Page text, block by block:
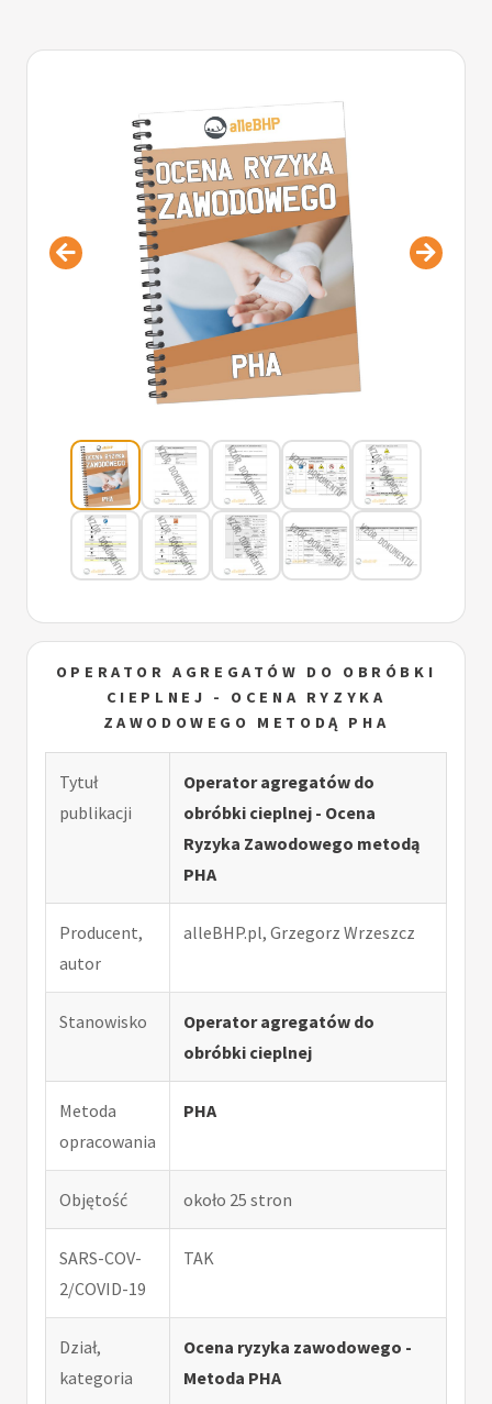
OPERATOR AGREGATÓW DO OBRÓBKI
CIEPLNEJ - OCENA RYZYKA
ZAWODOWEGO METODĄ PHA
Tytuł
publikacji
Operator agregatów do
obróbki cieplnej - Ocena
Ryzyka Zawodowego metodą
PHA
Producent,
autor
alleBHP.pl, Grzegorz Wrzeszcz
Stanowisko
Operator agregatów do
obróbki cieplnej
Metoda
opracowania
PHA
Objętość około 25 stron
SARS-COV-
2/COVID-19
TAK
Dział,
kategoria
Ocena ryzyka zawodowego -
Metoda PHA